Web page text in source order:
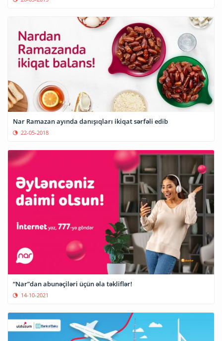
Nar Ramazan ayında danışıqları ikiqat sərfəli edib
22-05-2018
“Nar”dan abunəçiləri üçün əla təkliflər!
14-10-2021